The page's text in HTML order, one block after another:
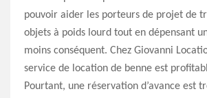
pouvoir aider les porteurs de projet de
objets à poids lourd tout en dépensant
moins conséquent. Chez Giovanni
service de location de benne est
Pourtant, une réservation d’avance est